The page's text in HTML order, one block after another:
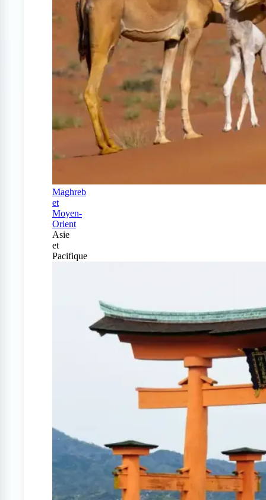
Maghreb
et
Moyen-
Orient
Asie
et
Pacifique